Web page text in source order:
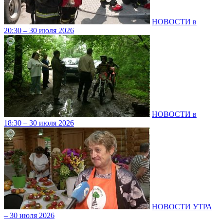
НОВОСТИ в
20:30 – 30 июля 2026
НОВОСТИ в
18:30 – 30 июля 2026
НОВОСТИ УТРА
– 30 июля 2026